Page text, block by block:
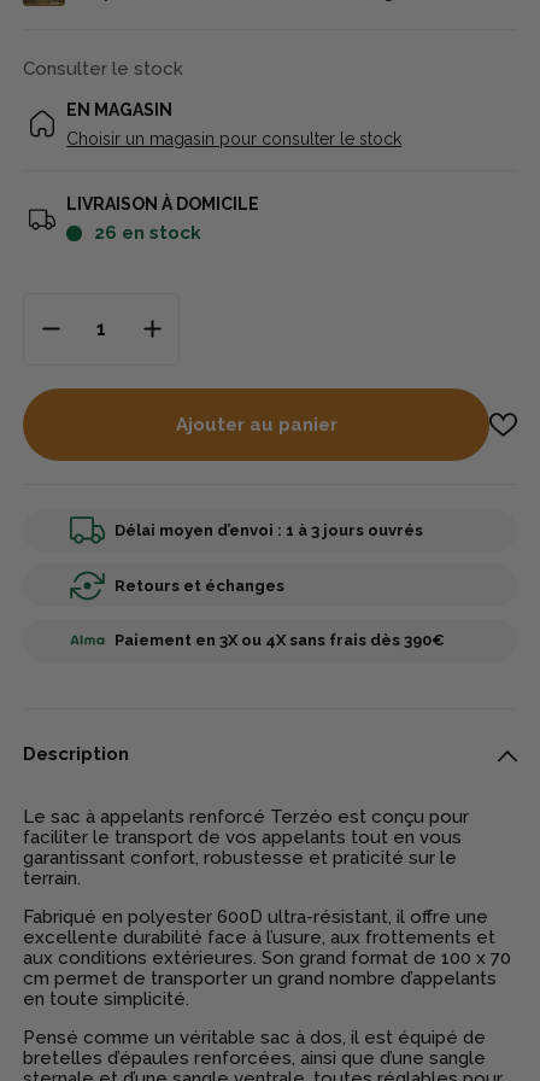
Consulter le stock
EN MAGASIN
Choisir un magasin pour consulter le stock
LIVRAISON À DOMICILE
26 en stock
Ajouter au panier
Délai moyen d’envoi : 1 à 3 jours ouvrés
Retours et échanges
Paiement en 3X ou 4X sans frais dès 390€
Description
Le sac à appelants renforcé Terzéo est conçu pour
faciliter le transport de vos appelants tout en vous
garantissant confort, robustesse et praticité sur le
terrain.
Fabriqué en polyester 600D ultra-résistant, il offre une
excellente durabilité face à l’usure, aux frottements et
aux conditions extérieures. Son grand format de 100 x 70
cm permet de transporter un grand nombre d’appelants
en toute simplicité.
Pensé comme un véritable sac à dos, il est équipé de
bretelles d’épaules renforcées, ainsi que d’une sangle